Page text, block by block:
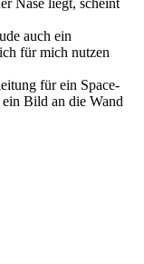
auch ein
für mich nutzen
für ein Space-
Bild an die Wand